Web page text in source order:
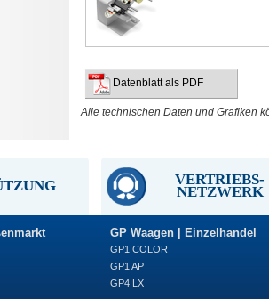
Datenblatt als PDF
Alle technischen Daten und Grafiken
VERTRIEBS-
NETZWERK
GP Waagen | Einzelhandel
GP1 COLOR
GP1 AP
GP4 LX